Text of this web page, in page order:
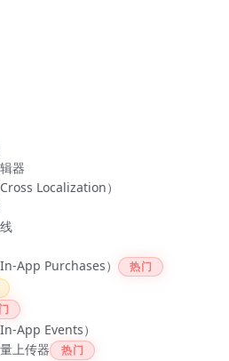
器
Localization）
App Purchases）
热门
App Events）
上传器
热门